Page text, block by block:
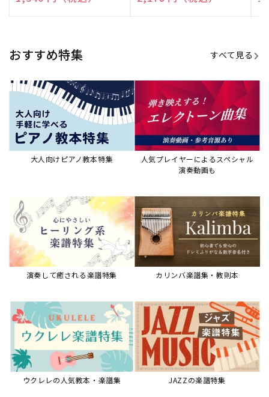
おすすめ特集 すべて見る
大人向けピアノ教本特集
人気プレイヤーによるスペシャル
演奏動画も
演奏して癒される楽譜特集 カリンバ楽譜集・教則本
ウクレレの人気教本・楽譜集 JAZZの楽譜特集